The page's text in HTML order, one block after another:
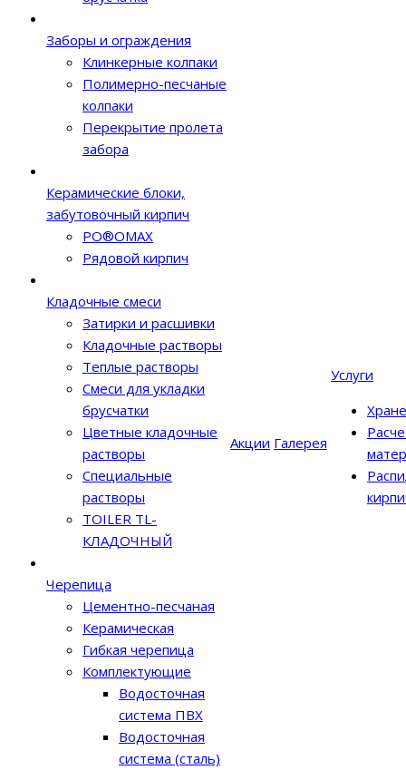
Заборы и ограждения
Клинкерные колпаки
Полимерно-песчаные
колпаки
Перекрытие пролета
забора
Керамические блоки,
забутовочный кирпич
PO®OMAX
Рядовой кирпич
Кладочные смеси
Затирки и расшивки
Кладочные растворы
Теплые растворы
Смеси для укладки
брусчатки
Цветные кладочные
растворы
Специальные
растворы
TOILER TL-
КЛАДОЧНЫЙ
Черепица
Цементно-песчаная
Керамическая
Гибкая черепица
Комплектующие
Водосточная
система ПВХ
Водосточная
система (сталь)
Акции Галерея
Услуги